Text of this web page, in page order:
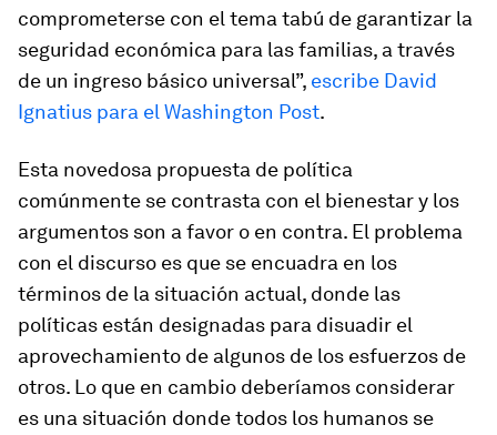
comprometerse con el tema tabú de garantizar la
seguridad económica para las familias, a través
de un ingreso básico universal”, escribe David
Ignatius para el Washington Post.
Esta novedosa propuesta de política
comúnmente se contrasta con el bienestar y los
argumentos son a favor o en contra. El problema
con el discurso es que se encuadra en los
términos de la situación actual, donde las
políticas están designadas para disuadir el
aprovechamiento de algunos de los esfuerzos de
otros. Lo que en cambio deberíamos considerar
es una situación donde todos los humanos se